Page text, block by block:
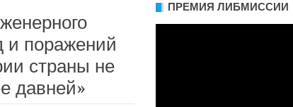
и поражений
страны не
давней»
ПРЕМИЯ ЛИБМИССИИ